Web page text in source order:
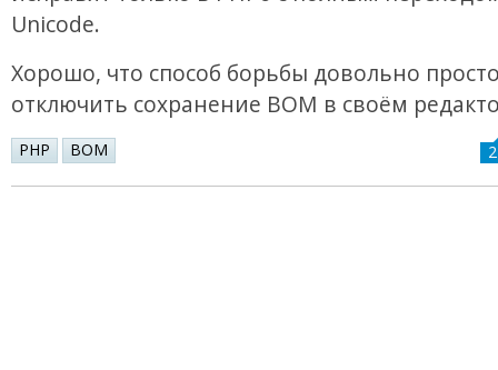
Unicode.
Хорошо, что способ борьбы довольно
отключить сохранение BOM в своём
PHP BOM